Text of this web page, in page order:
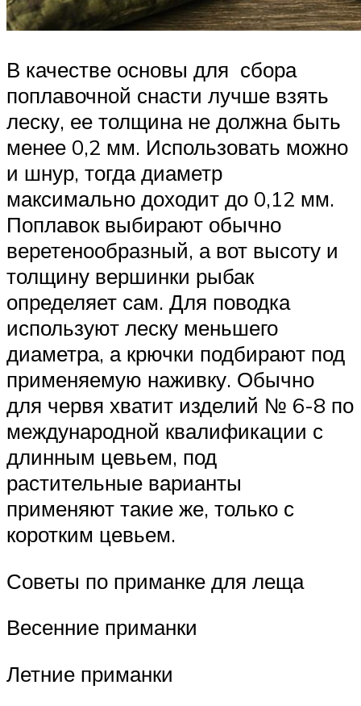
В качестве основы для сбора
поплавочной снасти лучше взять
леску, ее толщина не должна быть
менее 0,2 мм. Использовать можно
и шнур, тогда диаметр
максимально доходит до 0,12 мм.
Поплавок выбирают обычно
веретенообразный, а вот высоту и
толщину вершинки рыбак
определяет сам. Для поводка
используют леску меньшего
диаметра, а крючки подбирают под
применяемую наживку. Обычно
для червя хватит изделий № 6-8 по
международной квалификации с
длинным цевьем, под
растительные варианты
применяют такие же, только с
коротким цевьем.
Советы по приманке для леща
Весенние приманки
Летние приманки